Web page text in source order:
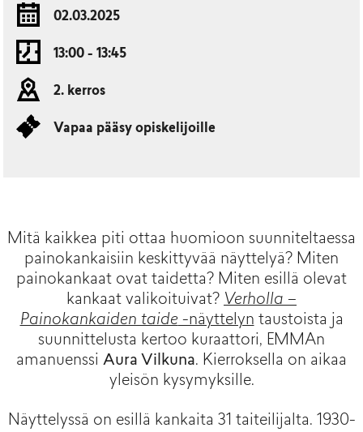
02.03.2025
13:00 - 13:45
2. kerros
Vapaa pääsy opiskelijoille
Mitä kaikkea piti ottaa huomioon suunniteltaessa
painokankaisiin keskittyvää näyttelyä? Miten
painokankaat ovat taidetta? Miten esillä olevat
kankaat valikoituivat? Verholla –
Painokankaiden taide-näyttelyn taustoista ja
suunnittelusta kertoo kuraattori, EMMAn
amanuenssi Aura Vilkuna. Kierroksella on aikaa
yleisön kysymyksille.
Näyttelyssä on esillä kankaita 31 taiteilijalta. 1930-